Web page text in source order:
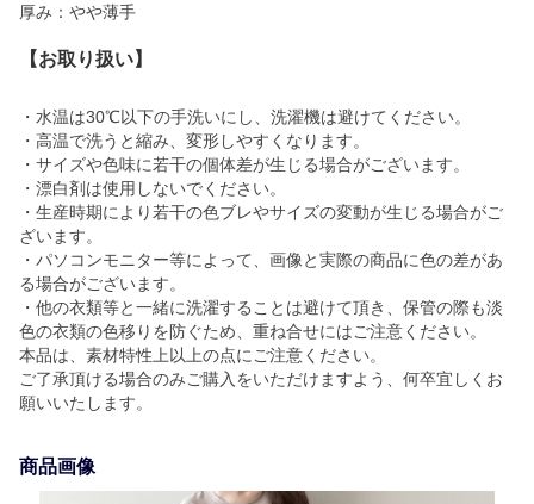
厚み：やや薄手
【お取り扱い】
・水温は30℃以下の手洗いにし、洗濯機は避けてください。
・高温で洗うと縮み、変形しやすくなります。
・サイズや色味に若干の個体差が生じる場合がございます。
・漂白剤は使用しないでください。
・生産時期により若干の色ブレやサイズの変動が生じる場合がご
ざいます。
・パソコンモニター等によって、画像と実際の商品に色の差があ
る場合がございます。
・他の衣類等と一緒に洗濯することは避けて頂き、保管の際も淡
色の衣類の色移りを防ぐため、重ね合せにはご注意ください。
本品は、素材特性上以上の点にご注意ください。
ご了承頂ける場合のみご購入をいただけますよう、何卒宜しくお
願いいたします。
商品画像